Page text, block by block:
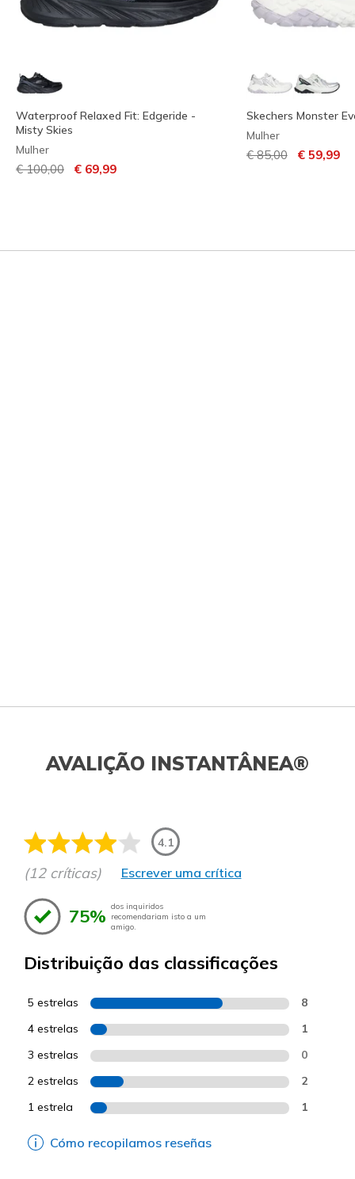
Waterproof Relaxed Fit: Edgeride -
Misty Skies
Mulher
Preço com desconto de
€ 100,00 para
€ 69,99
Skechers Monster
Mulher
Preço com
€ 85,00para
€ 59,99
AVALIÇÃO INSTANTÂNEA®
4.1
(12 críticas) Escrever uma crítica
75% dos inquiridos
recomendariam isto a um
amigo.
Distribuição das classificações
5 estrelas 8
4 estrelas 1
3 estrelas 0
2 estrelas 2
1 estrela 1
Cómo recopilamos reseñas